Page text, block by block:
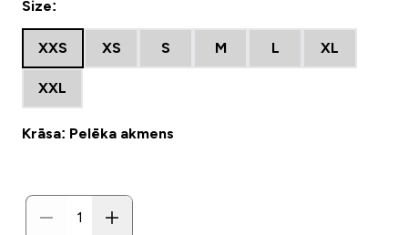
Size:
XXS XS S M L XL
XXL
Krāsa: Pelēka akmens